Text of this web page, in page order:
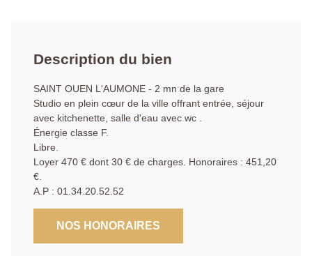
Description du bien
SAINT OUEN L'AUMONE - 2 mn de la gare
Studio en plein cœur de la ville offrant entrée, séjour
avec kitchenette, salle d'eau avec wc .
Énergie classe F.
Libre.
Loyer 470 € dont 30 € de charges. Honoraires : 451,20
€.
A.P : 01.34.20.52.52
NOS HONORAIRES